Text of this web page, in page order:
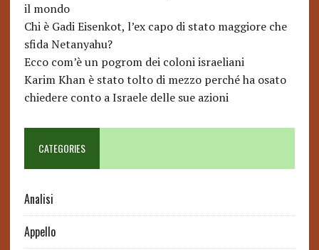
il mondo
Chi è Gadi Eisenkot, l’ex capo di stato maggiore che
sfida Netanyahu?
Ecco com’è un pogrom dei coloni israeliani
Karim Khan è stato tolto di mezzo perché ha osato
chiedere conto a Israele delle sue azioni
CATEGORIES
Analisi
Appello